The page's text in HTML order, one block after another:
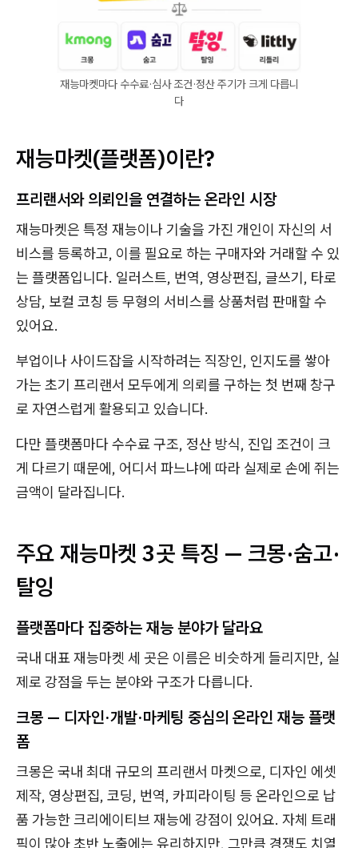
재능마켓마다 수수료·심사 조건·정산 주기가 크게 다릅니
다
재능마켓(플랫폼)이란?
프리랜서와 의뢰인을 연결하는 온라인 시장
재능마켓은 특정 재능이나 기술을 가진 개인이 자신의 서
비스를 등록하고, 이를 필요로 하는 구매자와 거래할 수 있
는 플랫폼입니다. 일러스트, 번역, 영상편집, 글쓰기, 타로
상담, 보컬 코칭 등 무형의 서비스를 상품처럼 판매할 수
있어요.
부업이나 사이드잡을 시작하려는 직장인, 인지도를 쌓아
가는 초기 프리랜서 모두에게 의뢰를 구하는 첫 번째 창구
로 자연스럽게 활용되고 있습니다.
다만 플랫폼마다 수수료 구조, 정산 방식, 진입 조건이 크
게 다르기 때문에, 어디서 파느냐에 따라 실제로 손에 쥐는
금액이 달라집니다.
주요 재능마켓 3곳 특징 — 크몽·숨고·
탈잉
플랫폼마다 집중하는 재능 분야가 달라요
국내 대표 재능마켓 세 곳은 이름은 비슷하게 들리지만, 실
제로 강점을 두는 분야와 구조가 다릅니다.
크몽 — 디자인·개발·마케팅 중심의 온라인 재능 플랫
폼
크몽은 국내 최대 규모의 프리랜서 마켓으로, 디자인 에셋
제작, 영상편집, 코딩, 번역, 카피라이팅 등 온라인으로 납
품 가능한 크리에이티브 재능에 강점이 있어요. 자체 트래
픽이 많아 초반 노출에는 유리하지만, 그만큼 경쟁도 치열